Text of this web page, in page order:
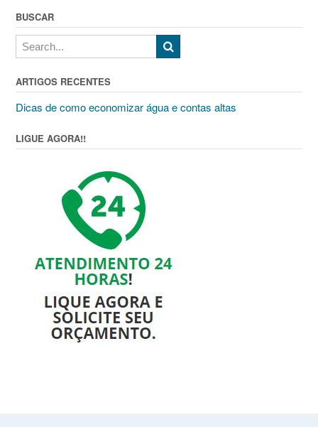
BUSCAR
ARTIGOS RECENTES
Dicas de como economizar água e contas altas
LIGUE AGORA!!